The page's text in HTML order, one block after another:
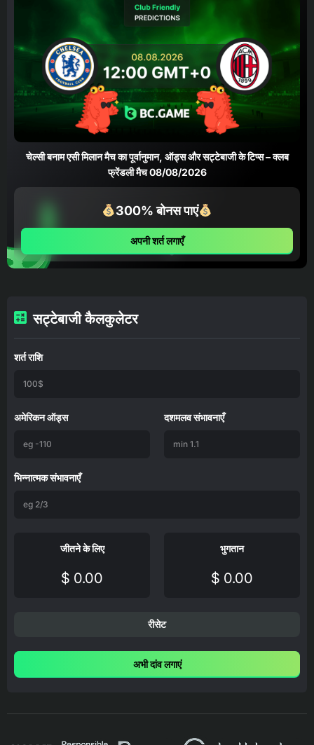
चेल्सी बनाम एसी मिलान मैच का पूर्वानुमान, ऑड्स और सट्टेबाजी के टिप्स – क्लब
फ्रेंडली मैच 08/08/2026
300% बोनस पाएं
अपनी शर्त लगाएँ
सट्टेबाजी कैलकुलेटर
शर्त राशि
अमेरिकन ऑड्स दशमलव संभावनाएँ
भिन्नात्मक संभावनाएँ
जीतने के लिए
$ 0.00
भुगतान
$ 0.00
रीसेट
अभी दांव लगाएं